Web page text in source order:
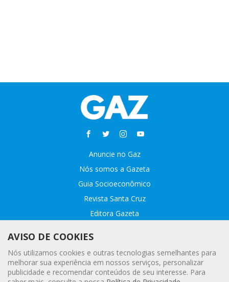
Anuncie no Gaz
Nós somos a Gazeta
Guia Socioeconômico
Revista Santa Cruz
Editora Gazeta
Fale conosco
Webmail
Assinatura Premiada
AVISO DE COOKIES
Nós utilizamos cookies e outras tecnologias semelhantes para
melhorar sua experiência em nossos serviços, personalizar
publicidade e recomendar conteúdos de seu interesse. Para